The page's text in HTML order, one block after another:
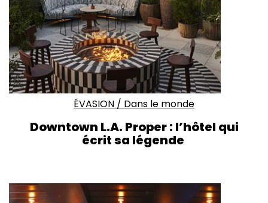
ÉVASION / Dans le monde
Downtown L.A. Proper : l’hôtel qui
écrit sa légende